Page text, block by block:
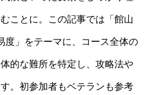
ことに。この記事では「館山
度」をテーマに、コース全体の
的な難所を特定し、攻略法や
。初参加者もベテランも参考